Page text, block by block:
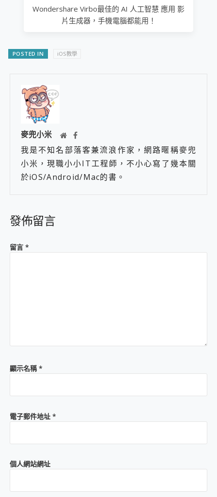
Wondershare Virbo最佳的 AI 人工智慧 應用 影
片生成器，手機電腦都能用！
POSTED IN iOS教學
麥兜小米
我是不知名部落客兼流浪作家，網路暱稱麥兜
小米，現職小小IT工程師，不小心寫了幾本關
於iOS/Android/Mac的書。
發佈留言
留言 *
顯示名稱*
電子郵件地址 *
個人網站網址